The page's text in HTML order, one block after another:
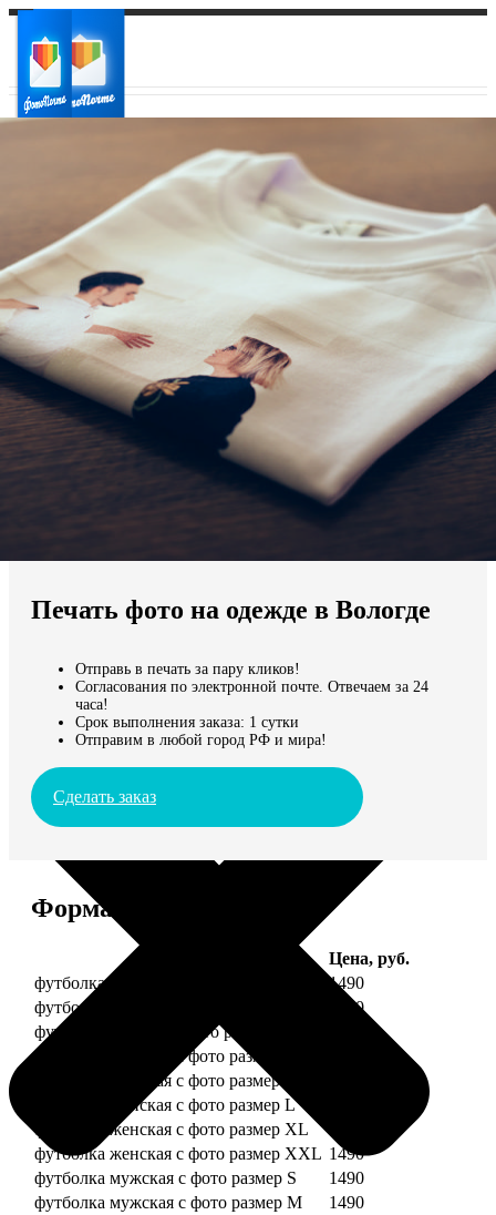
Ваш регион доставки
Выберите из списка:
Мы доставляем по всему миру
Продолжить без города
Печать фото на одежде в Вологде
Отправь в печать за пару кликов!
Согласования по электронной почте. Отвечаем за 24
часа!
Срок выполнения заказа: 1 сутки
Отправим в любой город РФ и мира!
Сделать заказ
Форматы и цены
Цена, руб.
футболка детская с фото рост 118 см
1490
футболка детская с фото рост 128 см
1490
футболка детская с фото рост 134 см
футболка женская с фото размер S
футболка женская с фото размер M
футболка женская с фото размер L
футболка женская с фото размер XL
футболка женская с фото размер XXL 1490
футболка мужская с фото размер S
1490
футболка мужская с фото размер M
1490